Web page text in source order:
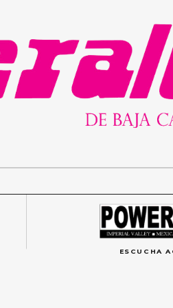
ESCUCHA